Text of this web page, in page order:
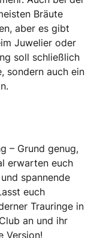
Bräute
aber es gibt
Juwelier oder
soll schließlich
sondern auch ein
– Grund genug,
erwarten euch
spannende
euch
Trauringe in
an und ihr
Version!